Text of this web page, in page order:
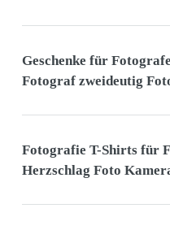
Geschenke für
Fotograf zweideutig
Fotografie T-Shirts für
Herzschlag Foto